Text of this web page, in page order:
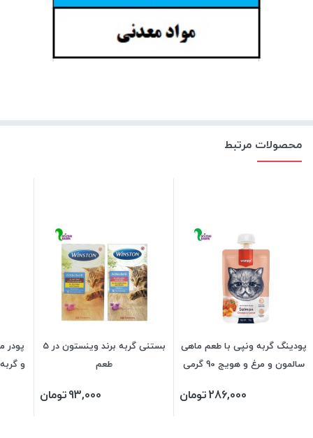
محصولات مرتبط
پودینگ گربه ونپی با طعم ماهی
سالمون و مرغ و هویج 90 گرمی
286,000تومان
بستنی گربه برند وینستون در 5
طعم
93,000تومان
پودر